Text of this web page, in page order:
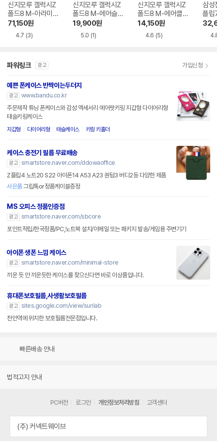
신지모루 갤럭시Z
폴드8 M-아라미핏
힌지 전면+후면 케
이스
71,150원
4.7 (3)
신지모루 갤럭시Z
폴드8 M-에어슬림
힌지 케이스
19,900원
5.0 (1)
신지모루 갤럭시Z
폴드8 M-에어클로
베이직 케이스
14,150원
4.6 (5)
삼성
플립
스
파워링크 광고 가입신청
예쁜 폰케이스 반짝이는두더지
광고 www.bandu.co.kr
주문제작 튜닝 폰케이스와 감성 액세서리 에어팟키링 지갑형 다이어리형
태슬키링케이스
지갑형 다이어리형 태슬케이스 키링 키홀더
케이스 충전기 필름 무료배송
광고 smartstore.naver.com/ddowaoffice
Z플립4 노트20 S22 아이폰14 A53 A23 퀀텀3 버디2등 다양한 제품
사은품그립톡or정품케이블증정
MS 오피스 정품인증점
광고 smartstore.naver.com/sbcore
포인트적립/한국정품/PC,노트북 설치/이메일 또는 패키지 발송/게임용 주변기기
아이폰 생폰 느낌 케이스
광고 smartstore.naver.com/minimal-store
끼운 듯 안 끼운듯한 케이스를 찾으신다면 바로 이상품입니다.
휴대폰보호필름,사생활보호필름
광고 sites.google.com/view/surilab
천안역에 위치한 보호필름전문점입니다.
빠른배송 안내
법적고지 안내
PC버전 로그인 개인정보처리방침 고객센터
(주) 커넥트웨이브